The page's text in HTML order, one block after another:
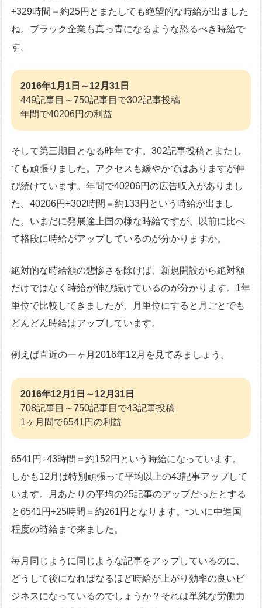
÷329時間＝約25円とまたしても絶望的な時給が出ました
ね。ブラック企業も真っ青になるような恐るべき時給で
す。
2016年1月1日～12月31日
449記事目～750記事目で302記事投稿
年間で40206円の利益
そして第三期目となる昨年です。302記事投稿とまたし
ても頑張りました。アクセスも緩やかではありますが伸
び続けています。年間で40206円の広告収入がありまし
た。40206円÷302時間＝約133円という時給が出まし
た。いまだに発展途上国の様な時給ですが、以前に比べ
て格段に時給がアップしているのが分かりますか。
絶対的な時給額の悲惨さを除けば、新規開設から絶対額
だけではなく時給が伸び続けているのが分かります。1年
単位で比較してきましたが、月単位にすると月ごとでも
どんどん時給はアップしています。
例えば直近の一ヶ月2016年12月を見てみましょう。
2016年12月1日～12月31日
708記事目～750記事目で43記事投稿
1ヶ月間で6541円の利益
6541円÷43時間＝約152円という時給になっています。
しかも12月は特別頑張って平均以上の43記事アップして
います。月あたりの平均の25記事のアップだったとする
と6541円÷25時間＝約261円となります。ついに中進国
程度の時給まで来ました。
毎月同じように同じような記事をアップしているのに、
どうして後になればなるほど時給が上がり効率の良いビ
ジネスになっているのでしょうか？それは単純な労働力